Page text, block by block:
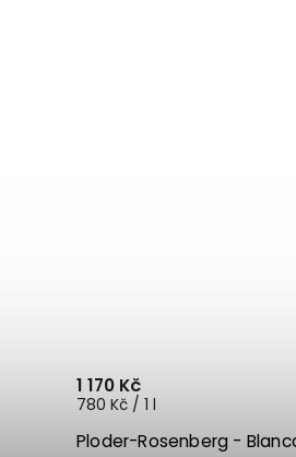
Ploder-Rosenberg -
1 170 Kč
780 Kč / 1 l